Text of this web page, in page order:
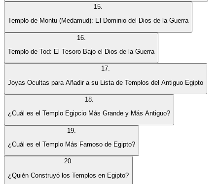
15.
Templo de Montu (Medamud): El Dominio del Dios de la Guerra
16.
Templo de Tod: El Tesoro Bajo el Dios de la Guerra
17.
Joyas Ocultas para Añadir a su Lista de Templos del Antiguo Egipto
18.
¿Cuál es el Templo Egipcio Más Grande y Más Antiguo?
19
¿Cuál es el Templo Más Famoso de Egipto?
20.
¿Quién Construyó los Templos en Egipto?